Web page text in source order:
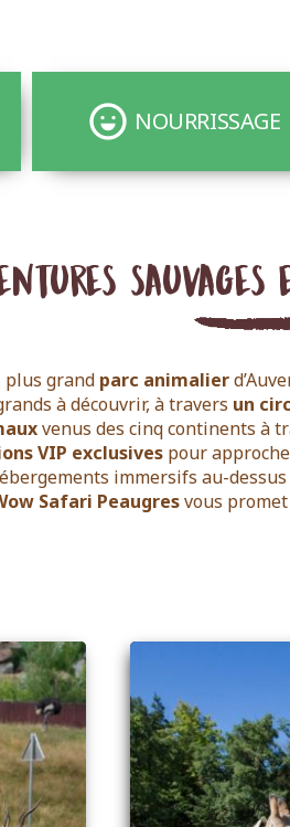
NOURRISSAGE
plus grand parc animalier
à découvrir, à travers un
venus des cinq continents à
VIP exclusivespour
immersifs au-
Safari Peaugresvous